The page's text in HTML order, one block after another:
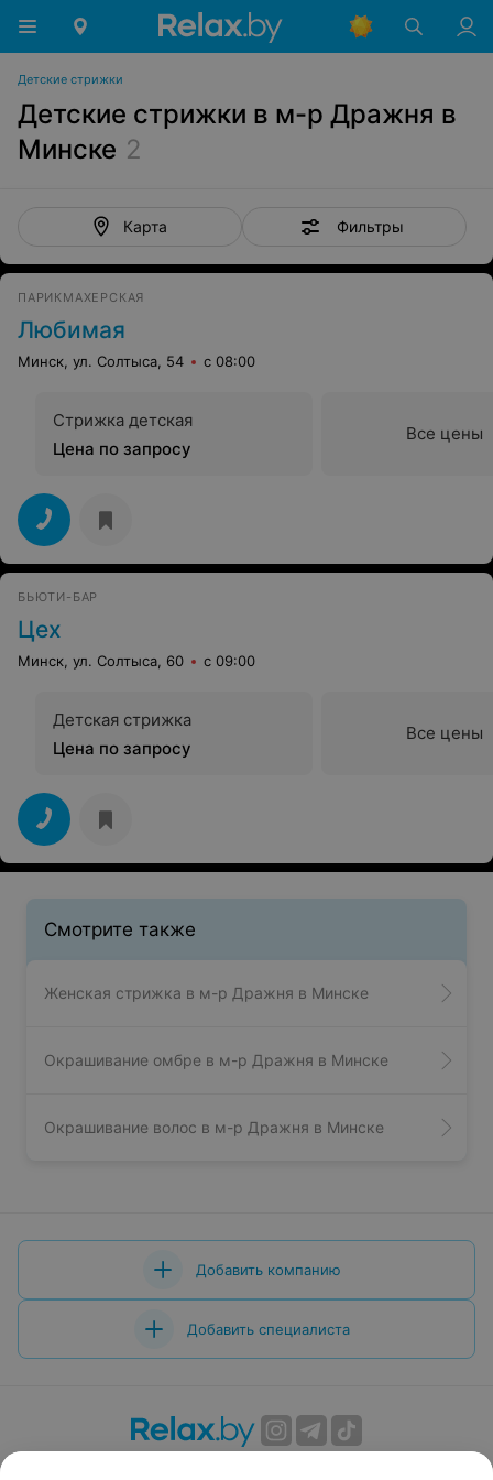
Детские стрижки
Детские стрижки в м-р Дражня в
Минске 2
Карта Фильтры
ПАРИКМАХЕРСКАЯ
Любимая
Минск, ул. Солтыса, 54 с 08:00
Стрижка детская
Цена по запросу
Все цены
БЬЮТИ-БАР
Цех
Минск, ул. Солтыса, 60 с 09:00
Детская стрижка
Цена по запросу
Все цены
Смотрите также
Женская стрижка в м-р Дражня в Минске
Окрашивание омбре в м-р Дражня в Минске
Окрашивание волос в м-р Дражня в Минске
Добавить компанию
Добавить специалиста